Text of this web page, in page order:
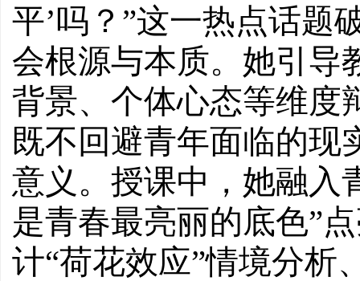
平’吗？”这一热点话题
会根源与本质。她引导
背景、个体心态等维度
既不回避青年面临的现
意义。授课中，她融入
是青春最亮丽的底色”
计“荷花效应”情境分析